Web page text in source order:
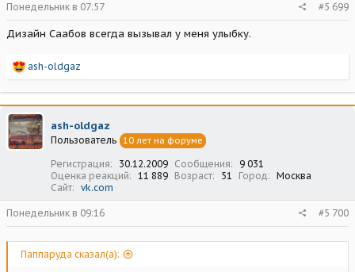
Понедельник в 07:57 #5 699
Дизайн Саабов всегда вызывал у меня улыбку.
Р
а
к
ц
и
и
ash-oldgaz
ash-oldgaz
Пользователь 10 лет на форуме
Регистрация 30.12.2009 Сообщения
9 031
Оценка реакций
11 889 Возраст 51 Город
Москва
Сайт
vk.com
Понедельник в 09:16 #5 700
Паппаруда сказал(а):